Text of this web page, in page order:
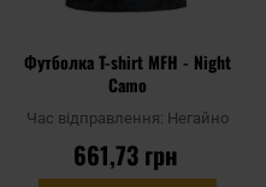
Футболка T-shirt MFH - Night
Camo
Час відправлення: Негайно
661,73 грн